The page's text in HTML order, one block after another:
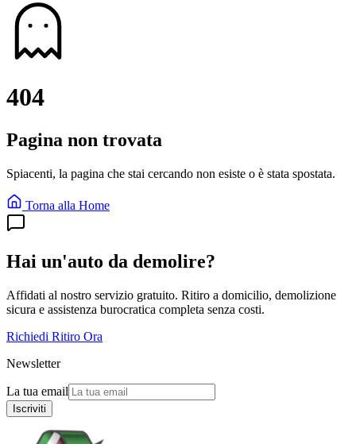
404
Pagina non trovata
Spiacenti, la pagina che stai cercando non esiste o è stata spostata.
Torna alla Home
Hai un'auto da demolire?
Affidati al nostro servizio gratuito. Ritiro a domicilio, demolizione
sicura e assistenza burocratica completa senza costi.
Richiedi Ritiro Ora
Newsletter
La tua email
Iscriviti